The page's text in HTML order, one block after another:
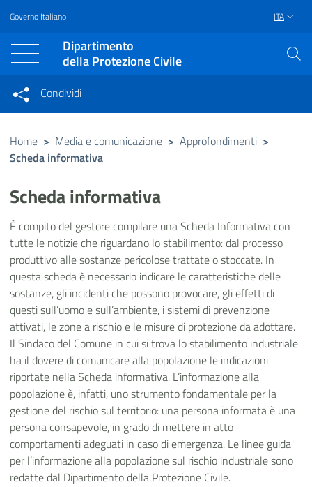
Vai al contenuto principale
Raggiungi il piè di pagina
Governo Italiano ITA
Dipartimento
della Protezione Civile
Condividi su Facebook
Condividi su Twitter
Condividi su LinkedIn
Condividi
Condividi sui social network
Home > Media e comunicazione > Approfondimenti >
Scheda informativa
Scheda informativa
È compito del gestore compilare una Scheda Informativa con
tutte le notizie che riguardano lo stabilimento: dal processo
produttivo alle sostanze pericolose trattate o stoccate. In
questa scheda è necessario indicare le caratteristiche delle
sostanze, gli incidenti che possono provocare, gli effetti di
questi sull’uomo e sull’ambiente, i sistemi di prevenzione
attivati, le zone a rischio e le misure di protezione da adottare.
Il Sindaco del Comune in cui si trova lo stabilimento industriale
ha il dovere di comunicare alla popolazione le indicazioni
riportate nella Scheda informativa. L’informazione alla
popolazione è, infatti, uno strumento fondamentale per la
gestione del rischio sul territorio: una persona informata è una
persona consapevole, in grado di mettere in atto
comportamenti adeguati in caso di emergenza. Le linee guida
per l’informazione alla popolazione sul rischio industriale sono
redatte dal Dipartimento della Protezione Civile.